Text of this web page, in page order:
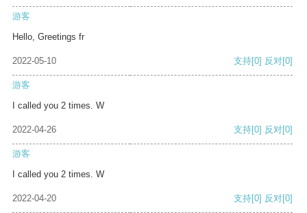
游客
Hello, Greetings fr
2022-05-10 支持[0] 反对[0]
游客
I called you 2 times. W
2022-04-26 支持[0] 反对[0]
游客
I called you 2 times. W
2022-04-20 支持[0] 反对[0]